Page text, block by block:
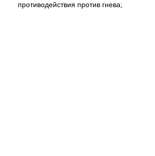
противодействия против гнева;